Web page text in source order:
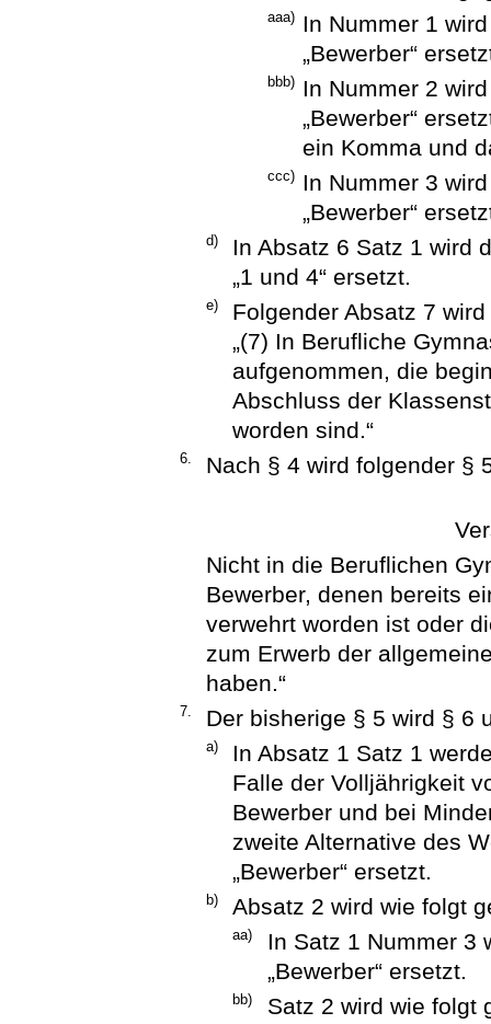
aaa) In Nummer 1
„Bewerber“
bbb) In Nummer 2
„Bewerber“
ein Komma und
ccc) In Nummer 3
„Bewerber“
d)
In Absatz 6 Satz 1 wird
„1 und 4“ ersetzt.
e)
Folgender Absatz 7
„(7) In Berufliche
aufgenommen, die
Abschluss der
worden sind.“
6. Nach § 4 wird folgender §
Nicht in die Beruflichen
Bewerber, denen bereits
verwehrt worden ist oder
zum Erwerb der
haben.“
7. Der bisherige § 5 wird § 6
a)
In Absatz 1 Satz 1
Falle der Volljährigkeit
Bewerber und bei
zweite Alternative des
„Bewerber“ ersetzt.
b) Absatz 2 wird wie folgt
aa)
In Satz 1 Nummer 3
„Bewerber“ ersetzt.
bb) Satz 2 wird wie folgt